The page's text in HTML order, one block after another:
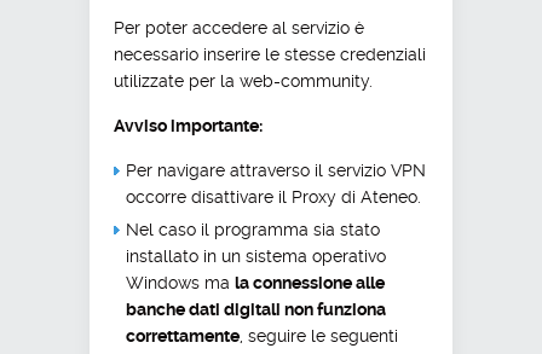
Per poter accedere al servizio è
necessario inserire le stesse credenziali
utilizzate per la web-community.
Avviso importante:
Per navigare attraverso il servizio VPN
occorre disattivare il Proxy di Ateneo.
Nel caso il programma sia stato
installato in un sistema operativo
Windows ma la connessione alle
banche dati digitali non funziona
correttamente , seguire le seguenti